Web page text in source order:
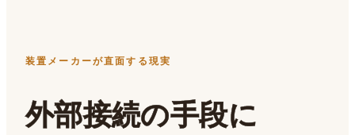
装置メーカーが直面する現実
外部接続の手段に